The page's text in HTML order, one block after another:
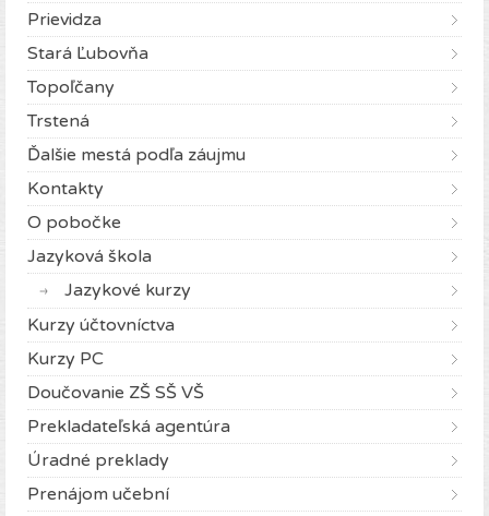
Prievidza
Stará Ľubovňa
Topoľčany
Trstená
Ďalšie mestá podľa záujmu
Kontakty
O pobočke
Jazyková škola
Jazykové kurzy
Kurzy účtovníctva
Kurzy PC
Doučovanie ZŠ SŠ VŠ
Prekladateľská agentúra
Úradné preklady
Prenájom učební